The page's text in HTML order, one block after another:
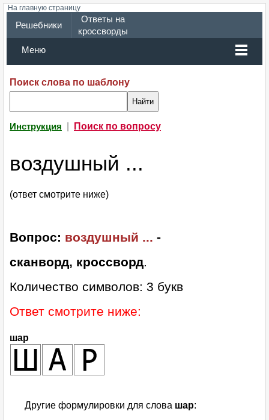
На главную страницу
Решебники
Ответы на
кроссворды
Меню
Поиск слова по шаблону
Инструкция Поиск по вопросу
воздушный ...
(ответ смотрите ниже)
Вопрос: воздушный ... -
сканворд, кроссворд.
Количество символов: 3 букв
Ответ смотрите ниже:
шар
Другие формулировки для слова шар: